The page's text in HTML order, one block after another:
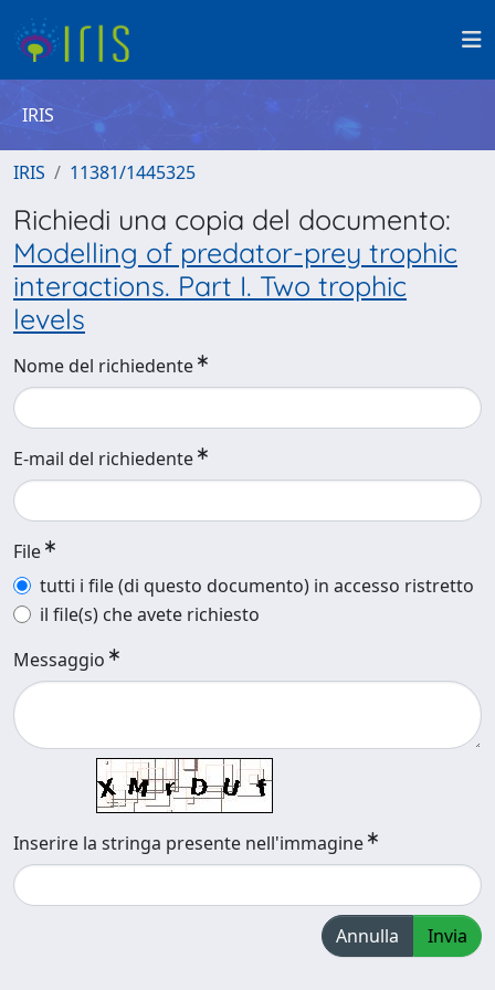
IRIS
IRIS 11381/1445325
Richiedi una copia del documento:
Modelling of predator-prey trophic
interactions. Part I. Two trophic
levels
Nome del richiedente
E-mail del richiedente
File
tutti i file (di questo documento) in accesso ristretto
il file(s) che avete richiesto
Messaggio
Inserire la stringa presente nell'immagine
Annulla Invia